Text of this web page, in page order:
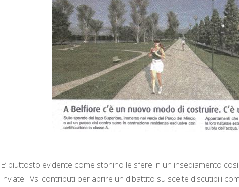
E’ piuttosto evidente come stonino le sfere in un insediamento
Inviate i Vs. contributi per aprire un dibattito su scelte discutibili